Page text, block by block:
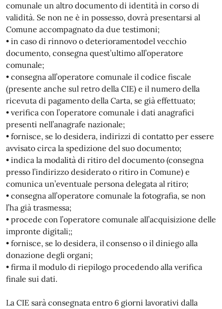
comunale un altro documento di identità in corso di
validità. Se non ne è in possesso, dovrà presentarsi al
Comune accompagnato da due testimoni;
• in caso di rinnovo o deterioramentodel vecchio
documento, consegna quest’ultimo all’operatore
comunale;
• consegna all’operatore comunale il codice fiscale
(presente anche sul retro della CIE) e il numero della
ricevuta di pagamento della Carta, se già effettuato;
• verifica con l’operatore comunale i dati anagrafici
presenti nell’anagrafe nazionale;
• fornisce, se lo desidera, indirizzi di contatto per essere
avvisato circa la spedizione del suo documento;
• indica la modalità di ritiro del documento (consegna
presso l’indirizzo desiderato o ritiro in Comune) e
comunica un’eventuale persona delegata al ritiro;
• consegna all’operatore comunale la fotografia, se non
l’ha già trasmessa;
• procede con l’operatore comunale all’acquisizione delle
impronte digitali;;
• fornisce, se lo desidera, il consenso o il diniego alla
donazione degli organi;
• firma il modulo di riepilogo procedendo alla verifica
finale sui dati.
La CIE sarà consegnata entro 6 giorni lavorativi dalla